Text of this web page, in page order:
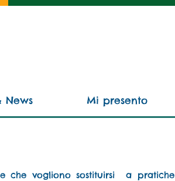
News Mi presento
che vogliono sostituirsi a pratiche